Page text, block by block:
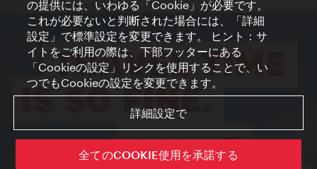
© Copyright WienTourismus
の提供には、いわゆる「Cookie」が必要です。
これが必要ないと判断された場合には、「詳細
設定」で標準設定を変更できます。 ヒント：サ
イトをご利用の際は、下部フッターにある
「Cookieの設定」リンクを使用することで、い
つでもCookieの設定を変更できます。
詳細設定で
全てのCOOKIE使用を承諾する